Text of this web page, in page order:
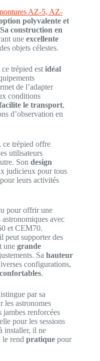
AZ-5, AZ-
polyvalente et
Sa construction en
une excellente
objets célestes.
trépied estidéal
de l’adapter
conditions
le transport,
d’observation en
, ce trépied offre
utilisateurs
Son design
judicieux pour tous
pour leurs activités
pour offrir une
avec
et CEM70.
peut supporter des
une grande
Sa hauteur
configurations,
confortables.
par sa
les astronomes
jambes renforcées
pour les sessions
installer, il ne
le rend pratique pour